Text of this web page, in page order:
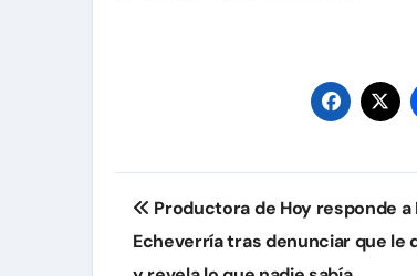
Navegación
de
Productora de Hoy responde a
Echeverría tras denunciar que le